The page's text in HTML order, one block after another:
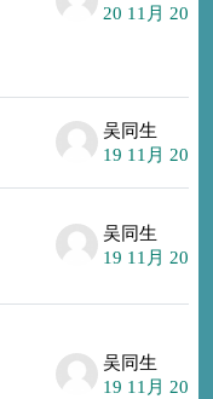
20 11月 2016
吴同生
19 11月 2016
吴同生
19 11月 2016
吴同生
19 11月 2016